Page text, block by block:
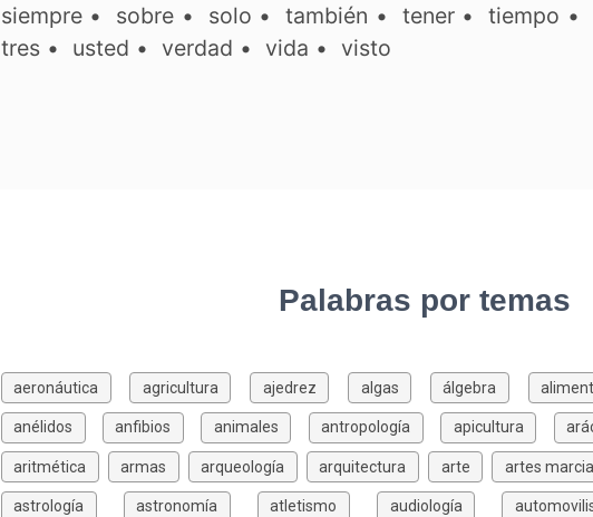
siempre• sobre • solo •también • tener•tiempo •
tres• usted • verdad • vida • visto
Palabras por temas
aeronáutica agricultura ajedrez algas álgebra
anélidos anfibios animales antropología apicultura
aritmética armas arqueología arquitectura arte artes
astrología astronomía atletismo audiología